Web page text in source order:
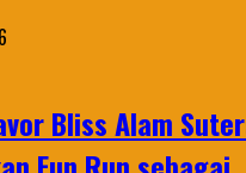
Bliss Alam